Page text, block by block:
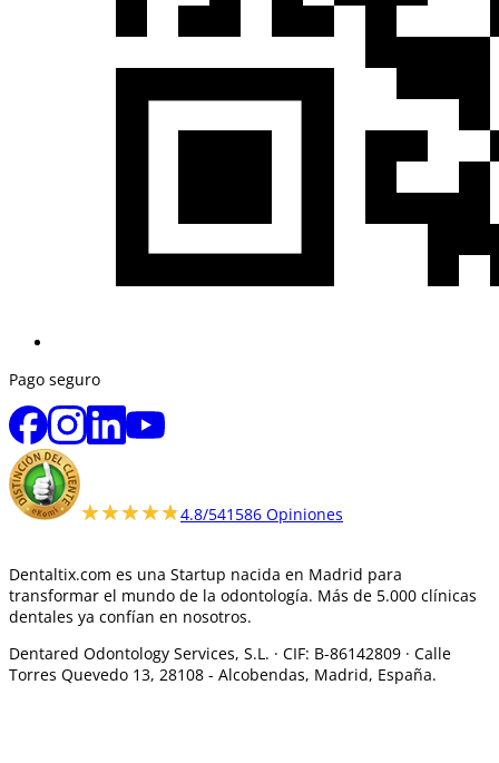
Pago seguro
★★★★★
★★★★★4.8/541586 Opiniones
Dentaltix.com es una Startup nacida en Madrid para
transformar el mundo de la odontología. Más de 5.000 clínicas
dentales ya confían en nosotros.
Dentared Odontology Services, S.L. · CIF: B-86142809 · Calle
Torres Quevedo 13, 28108 - Alcobendas, Madrid, España.